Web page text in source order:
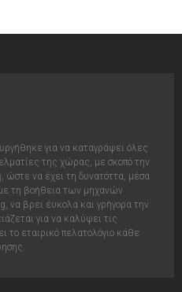
για να καταγράψει όλες
της χώρας, με σκοπό την
ώστε να έχει τη δυνατόττα, μέσα
τη βοήθεια των μηχανών
να βρει έυκολα και γρήγορα την
για να καλύψει τις
το εταιρικό πελατολόγιο κάθε